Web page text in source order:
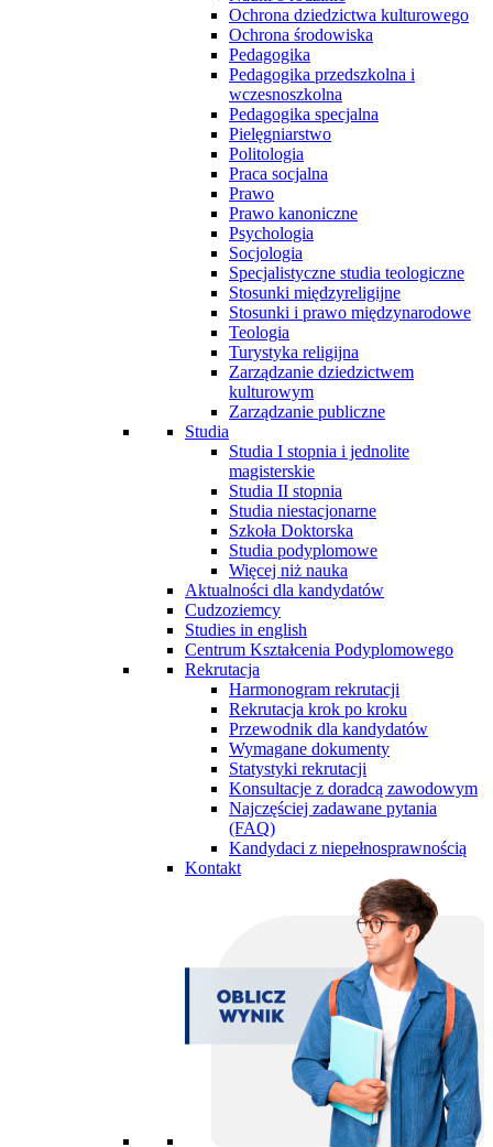
Ochrona dziedzictwa kulturowego
Ochrona środowiska
Pedagogika
Pedagogika przedszkolna i
wczesnoszkolna
Pedagogika specjalna
Pielęgniarstwo
Politologia
Praca socjalna
Prawo
Prawo kanoniczne
Psychologia
Socjologia
Specjalistyczne studia teologiczne
Stosunki międzyreligijne
Stosunki i prawo międzynarodowe
Teologia
Turystyka religijna
Zarządzanie dziedzictwem
kulturowym
Zarządzanie publiczne
Studia
Studia I stopnia i jednolite
magisterskie
Studia II stopnia
Studia niestacjonarne
Szkoła Doktorska
Studia podyplomowe
Więcej niż nauka
Aktualności dla kandydatów
Cudzoziemcy
Studies in english
Centrum Kształcenia Podyplomowego
Rekrutacja
Harmonogram rekrutacji
Rekrutacja krok po kroku
Przewodnik dla kandydatów
Wymagane dokumenty
Statystyki rekrutacji
Konsultacje z doradcą zawodowym
Najczęściej zadawane pytania
(FAQ)
Kandydaci z niepełnosprawnością
Kontakt